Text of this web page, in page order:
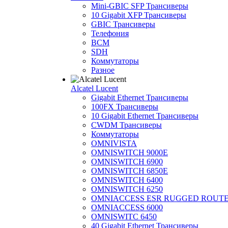
Mini-GBIC SFP Трансиверы
10 Gigabit XFP Трансиверы
GBIC Трансиверы
Телефония
BCM
SDH
Коммутаторы
Разное
Alcatel Lucent
Gigabit Ethernet Трансиверы
100FX Трансиверы
10 Gigabit Ethernet Трансиверы
CWDM Трансиверы
Коммутаторы
OMNIVISTA
OMNISWITCH 9000E
OMNISWITCH 6900
OMNISWITCH 6850E
OMNISWITCH 6400
OMNISWITCH 6250
OMNIACCESS ESR RUGGED
OMNIACCESS 6000
OMNISWITC 6450
40 Gigabit Ethernet Трансиверы